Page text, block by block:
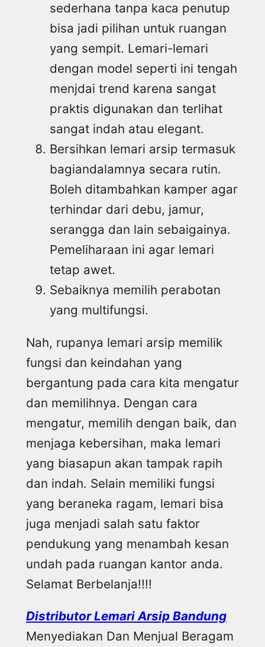
sederhana tanpa kaca penutup
bisa jadi pilihan untuk ruangan
yang sempit. Lemari-lemari
dengan model seperti ini tengah
menjdai trend karena sangat
praktis digunakan dan terlihat
sangat indah atau elegant.
Bersihkan lemari arsip termasuk
bagiandalamnya secara rutin.
Boleh ditambahkan kamper agar
terhindar dari debu, jamur,
serangga dan lain sebaigainya.
Pemeliharaan ini agar lemari
tetap awet.
Sebaiknya memilih perabotan
yang multifungsi.
Nah, rupanya lemari arsip memilik
fungsi dan keindahan yang
bergantung pada cara kita mengatur
dan memilihnya. Dengan cara
mengatur, memilih dengan baik, dan
menjaga kebersihan, maka lemari
yang biasapun akan tampak rapih
dan indah. Selain memiliki fungsi
yang beraneka ragam, lemari bisa
juga menjadi salah satu faktor
pendukung yang menambah kesan
undah pada ruangan kantor anda.
Selamat Berbelanja!!!!
Distributor Lemari Arsip Bandung
Menyediakan Dan Menjual Beragam